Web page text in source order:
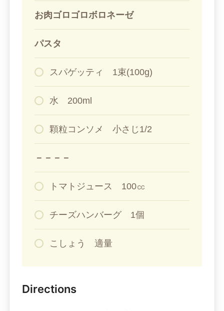
お肉ゴロゴロボロネーゼ
パスタ
スパゲッティ 1束(100g)
水 200ml
顆粒コンソメ 小さじ1/2
－－－－
トマトジュース 100㏄
チーズハンバーグ 1個
こしょう 適量
Directions